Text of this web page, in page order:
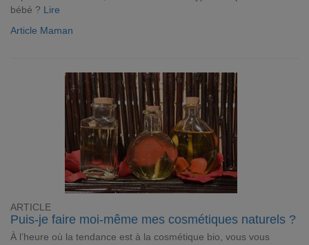
bébé ? Lire
Article Maman
ARTICLE
Puis-je faire moi-même mes cosmétiques naturels ?
À l’heure où la tendance est à la cosmétique bio, vous vous